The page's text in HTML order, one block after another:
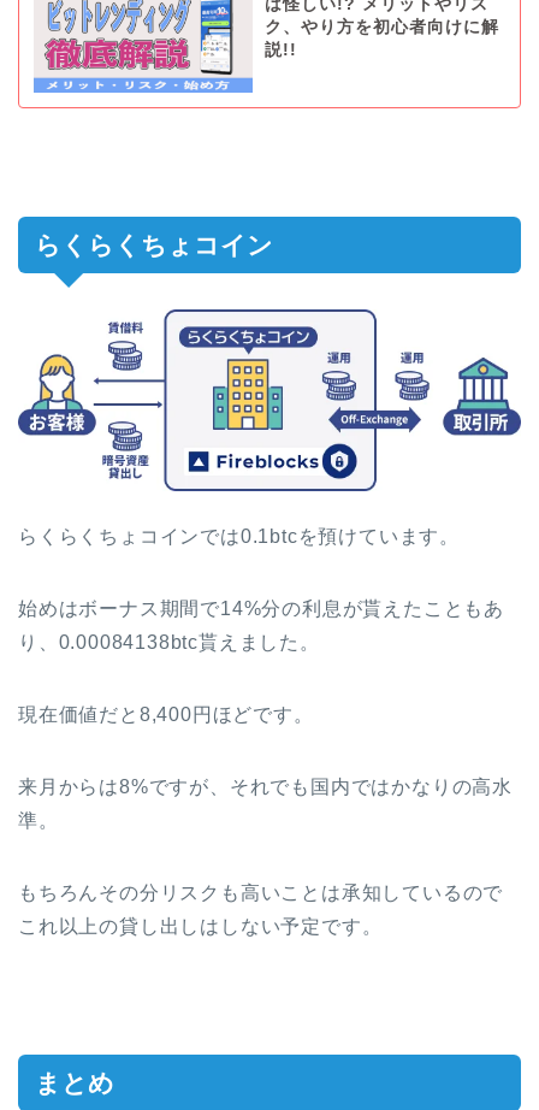
は怪しい!? メリットやリス
ク、やり方を初心者向けに解
説!!
らくらくちょコイン
らくらくちょコインでは0.1btcを預けています。
始めはボーナス期間で14%分の利息が貰えたこともあ
り、0.00084138btc貰えました。
現在価値だと8,400円ほどです。
来月からは8%ですが、それでも国内ではかなりの高水
準。
もちろんその分リスクも高いことは承知しているので
これ以上の貸し出しはしない予定です。
まとめ